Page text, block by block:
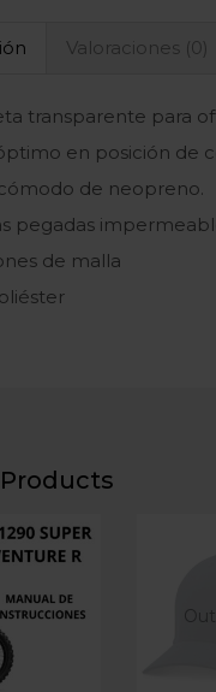
Valoraciones (0)
transparente para
en posición de
de neopreno.
pegadas
de malla